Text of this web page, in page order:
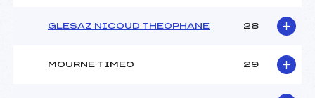
GLESAZ NICOUD THEOPHANE 28
MOURNE TIMEO 29